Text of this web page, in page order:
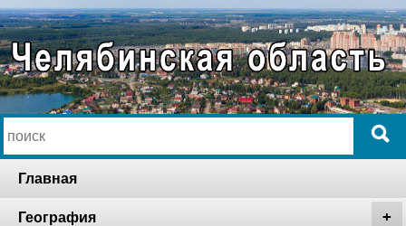
Главная
География